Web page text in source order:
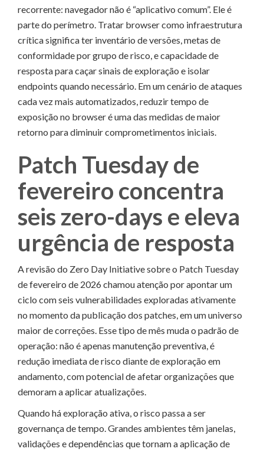
recorrente: navegador não é “aplicativo comum”. Ele é
parte do perímetro. Tratar browser como infraestrutura
crítica significa ter inventário de versões, metas de
conformidade por grupo de risco, e capacidade de
resposta para caçar sinais de exploração e isolar
endpoints quando necessário. Em um cenário de ataques
cada vez mais automatizados, reduzir tempo de
exposição no browser é uma das medidas de maior
retorno para diminuir comprometimentos iniciais.
Patch Tuesday de
fevereiro concentra
seis zero-days e eleva
urgência de resposta
A revisão do Zero Day Initiative sobre o Patch Tuesday
de fevereiro de 2026 chamou atenção por apontar um
ciclo com seis vulnerabilidades exploradas ativamente
no momento da publicação dos patches, em um universo
maior de correções. Esse tipo de mês muda o padrão de
operação: não é apenas manutenção preventiva, é
redução imediata de risco diante de exploração em
andamento, com potencial de afetar organizações que
demoram a aplicar atualizações.
Quando há exploração ativa, o risco passa a ser
governança de tempo. Grandes ambientes têm janelas,
validações e dependências que tornam a aplicação de